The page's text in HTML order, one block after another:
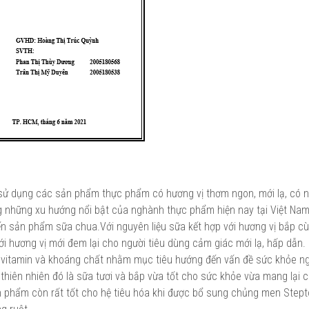
dụng các sản phẩm thực phẩm có hương vị thơm ngon, mới lạ, có
xu hướng nổi bật của nghành thực phẩm hiện nay tại Việt
sản phẩm sữa chua.Với nguyên liệu sữa kết hợp với hương vị bắp
vị mới đem lại cho người tiêu dùng cảm giác mới lạ, hấp dẫn.
và khoáng chất nhằm mục tiêu hướng đến vấn đề sức khỏe
nhiên đó là sữa tươi và bắp vừa tốt cho sức khỏe vừa mang lại
còn rất tốt cho hệ tiêu hóa khi được bổ sung chủng men